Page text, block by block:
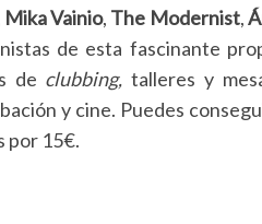
MikaVainio, The Modernist,
de esta fascinante
de clubbing,talleres y
y cine. Puedes
por 15€.